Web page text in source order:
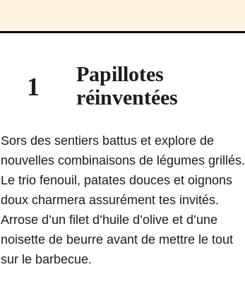
1
Papillotes
réinventées
Sors des sentiers battus et explore de
nouvelles combinaisons de légumes grillés.
Le trio fenouil, patates douces et oignons
doux charmera assurément tes invités.
Arrose d’un filet d’huile d’olive et d’une
noisette de beurre avant de mettre le tout
sur le barbecue.